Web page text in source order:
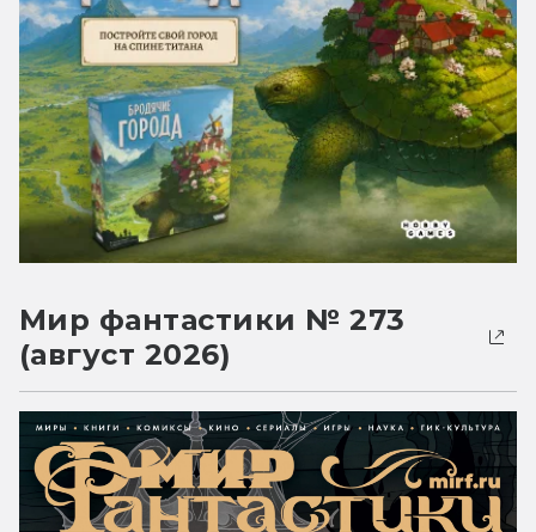
Мир фантастики № 273
(август 2026)